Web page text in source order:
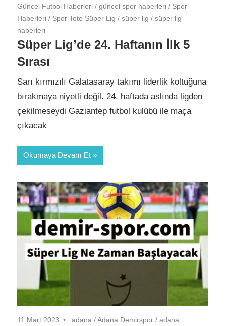
Güncel Futbol Haberleri / güncel spor haberleri / Spor
Haberleri / Spor Toto Süper Lig / süper lig / süper lig
haberleri
Süper Lig’de 24. Haftanın İlk 5
Sırası
Sarı kırmızılı Galatasaray takımı liderlik koltuğuna
bırakmaya niyetli değil. 24. haftada aslında ligden
çekilmeseydi Gaziantep futbol kulübü ile maça
çıkacak
Okumaya Devam Et
11 Mart 2023 adana /Adana Demirspor / adana